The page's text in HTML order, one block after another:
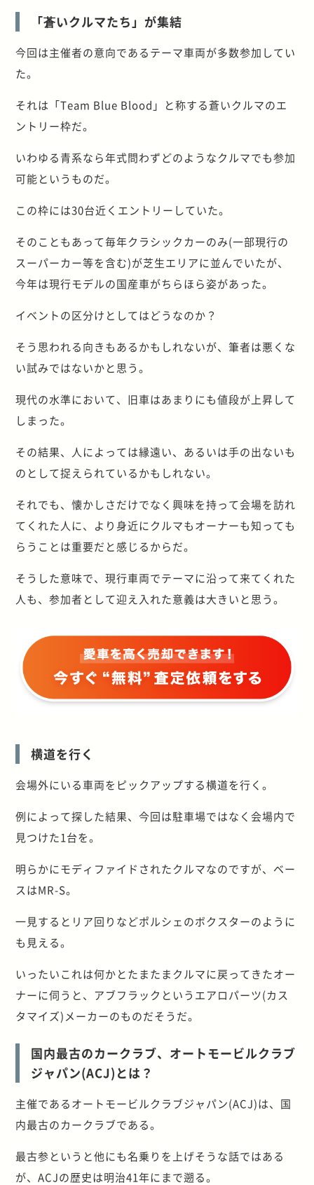
「蒼いクルマたち」が集結
今回は主催者の意向であるテーマ車両が多数参加してい
た。
それは「Team Blue Blood」と称する蒼いクルマのエ
ントリー枠だ。
いわゆる青系なら年式問わずどのようなクルマでも参加
可能というものだ。
この枠には30台近くエントリーしていた。
そのこともあって毎年クラシックカーのみ(一部現行の
スーパーカー等を含む)が芝生エリアに並んでいたが、
今年は現行モデルの国産車がちらほら姿があった。
イベントの区分けとしてはどうなのか？
そう思われる向きもあるかもしれないが、筆者は悪くな
い試みではないかと思う。
現代の水準において、旧車はあまりにも値段が上昇して
しまった。
その結果、人によっては縁遠い、あるいは手の出ないも
のとして捉えられているかもしれない。
それでも、懐かしさだけでなく興味を持って会場を訪れ
てくれた人に、より身近にクルマもオーナーも知っても
らうことは重要だと感じるからだ。
そうした意味で、現行車両でテーマに沿って来てくれた
人も、参加者として迎え入れた意義は大きいと思う。
横道を行く
会場外にいる車両をピックアップする横道を行く。
例によって探した結果、今回は駐車場ではなく会場内で
見つけた1台を。
明らかにモディファイドされたクルマなのですが、ベー
スはMR-S。
一見するとリア回りなどポルシェのボクスターのように
も見える。
いったいこれは何かとたまたまクルマに戻ってきたオー
ナーに伺うと、アブフラックというエアロパーツ(カス
タマイズ)メーカーのものだそうだ。
国内最古のカークラブ、オートモービルクラブ
ジャパン(ACJ)とは？
主催であるオートモービルクラブジャパン(ACJ)は、国
内最古のカークラブである。
最古参というと他にも名乗りを上げそうな話ではある
が、ACJの歴史は明治41年にまで遡る。